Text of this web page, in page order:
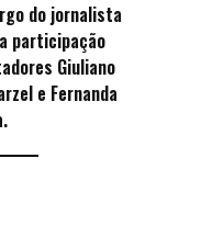
do jornalista
participação
Giuliano
e Fernanda